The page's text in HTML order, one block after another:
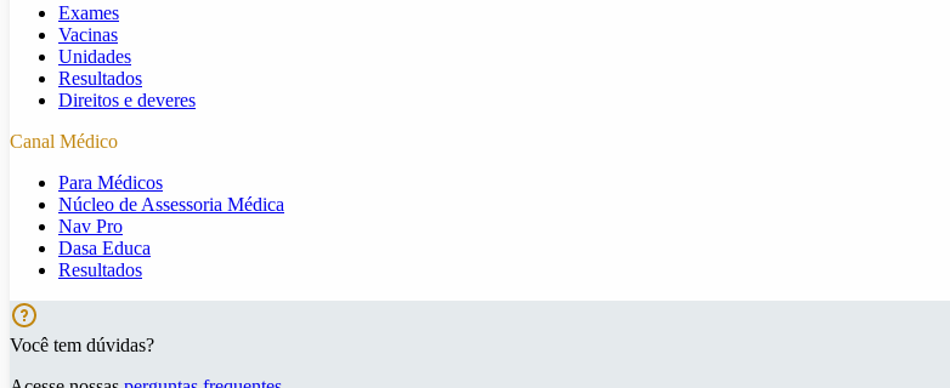
Exames
Vacinas
Unidades
Resultados
Direitos e deveres
Canal Médico
Para Médicos
Núcleo de Assessoria Médica
Nav Pro
Dasa Educa
Resultados
Você tem dúvidas?